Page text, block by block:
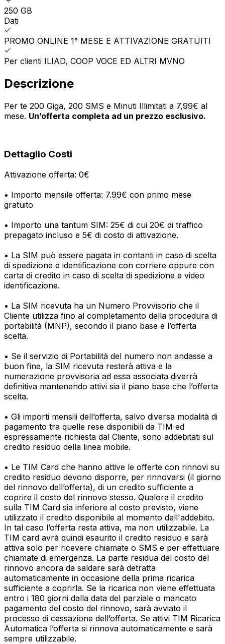
250 GB
Dati
PROMO ONLINE 1° MESE E ATTIVAZIONE GRATUITI
Per clienti ILIAD, COOP VOCE ED ALTRI MVNO
Descrizione
Per te 200 Giga, 200 SMS e Minuti Illimitati a 7,99€ al
mese. Un’offerta completa ad un prezzo esclusivo.
Dettaglio Costi
Attivazione offerta: 0€
• Importo mensile offerta: 7.99€ con primo mese
gratuito
• Importo una tantum SIM: 25€ di cui 20€ di traffico
prepagato incluso e 5€ di costo di attivazione.
• La SIM può essere pagata in contanti in caso di scelta
di spedizione e identificazione con corriere oppure con
carta di credito in caso di scelta di spedizione e video
identificazione.
• La SIM ricevuta ha un Numero Provvisorio che il
Cliente utilizza fino al completamento della procedura di
portabilità (MNP), secondo il piano base e l’offerta
scelta.
• Se il servizio di Portabilità del numero non andasse a
buon fine, la SIM ricevuta resterà attiva e la
numerazione provvisoria ad essa associata diverrà
definitiva mantenendo attivi sia il piano base che l’offerta
scelta.
• Gli importi mensili dell’offerta, salvo diversa modalità di
pagamento tra quelle rese disponibili da TIM ed
espressamente richiesta dal Cliente, sono addebitati sul
credito residuo della linea mobile.
• Le TIM Card che hanno attive le offerte con rinnovi su
credito residuo devono disporre, per rinnovarsi (il giorno
del rinnovo dell’offerta), di un credito sufficiente a
coprire il costo del rinnovo stesso. Qualora il credito
sulla TIM Card sia inferiore al costo previsto, viene
utilizzato il credito disponibile al momento dell'addebito.
In tal caso l’offerta resta attiva, ma non utilizzabile. La
TIM card avrà quindi esaurito il credito residuo e sarà
attiva solo per ricevere chiamate o SMS e per effettuare
chiamate di emergenza. La parte residua del costo del
rinnovo ancora da saldare sarà detratta
automaticamente in occasione della prima ricarica
sufficiente a coprirla. Se la ricarica non viene effettuata
entro i 180 giorni dalla data del parziale o mancato
pagamento del costo del rinnovo, sarà avviato il
processo di cessazione dell’offerta. Se attivi TIM Ricarica
Automatica l’offerta si rinnova automaticamente e sarà
sempre utilizzabile.